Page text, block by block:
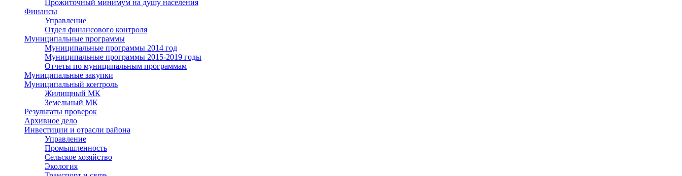
Прожиточный минимум на душу населения
Финансы
Управление
Отдел финансового контроля
Муниципальные программы
Муниципальные программы 2014 год
Муниципальные программы 2015-2019 годы
Отчеты по муниципальным программам
Муниципальные закупки
Муниципальный контроль
Жилищный МК
Земельный МК
Результаты проверок
Архивное дело
Инвестиции и отрасли района
Управление
Промышленность
Сельское хозяйство
Экология